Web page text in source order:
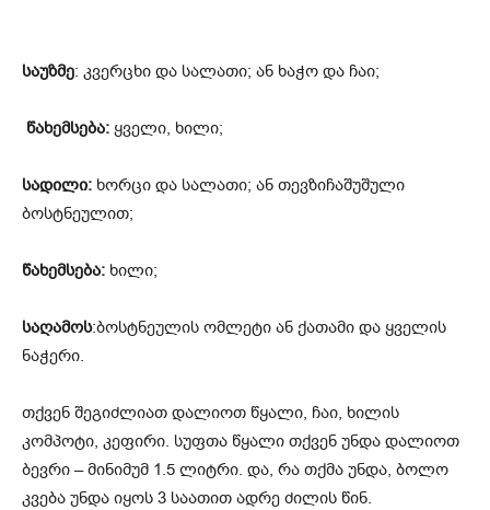
საუზმე: კვერცხი და სალათი; ან ხაჭო და ჩაი;
წახემსება: ყველი, ხილი;
სადილი: ხორცი და სალათი; ან თევზიჩაშუშული
ბოსტნეულით;
წახემსება: ხილი;
საღამოს:ბოსტნეულის ომლეტი ან ქათამი და ყველის
ნაჭერი.
თქვენ შეგიძლიათ დალიოთ წყალი, ჩაი, ხილის
კომპოტი, კეფირი. სუფთა წყალი თქვენ უნდა დალიოთ
ბევრი – მინიმუმ 1.5 ლიტრი. და, რა თქმა უნდა, ბოლო
კვება უნდა იყოს 3 საათით ადრე ძილის წინ.